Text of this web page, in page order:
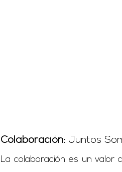
Colaboración: Juntos
La colaboración es un valor